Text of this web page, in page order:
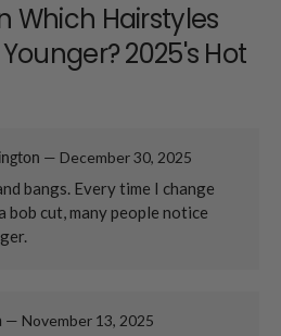
Which Hairstyles
2025's Hot
— December 30, 2025
bangs. Every time I change
bob cut, many people notice
— November 13, 2025